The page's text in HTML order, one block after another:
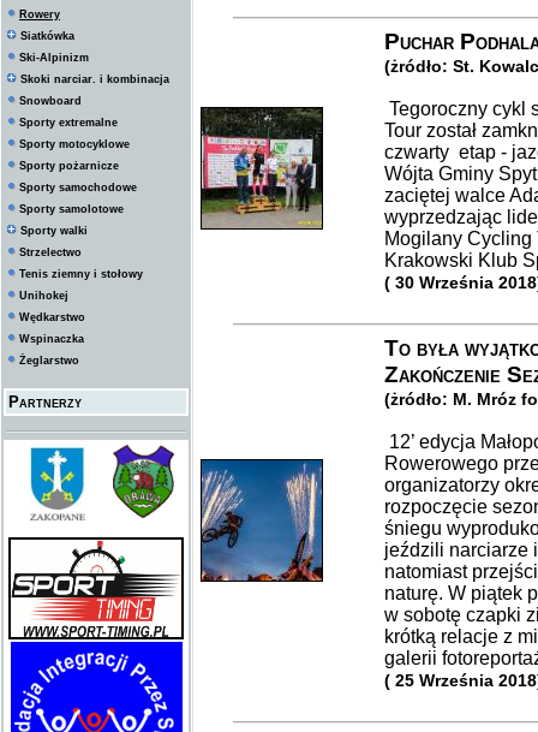
Rowery
Siatkówka
Ski-Alpinizm
Skoki narciar. i kombinacja
Snowboard
Sporty extremalne
Sporty motocyklowe
Sporty pożarnicze
Sporty samochodowe
Sporty samolotowe
Sporty walki
Strzelectwo
Tenis ziemny i stołowy
Unihokej
Wędkarstwo
Wspinaczka
Żeglarstwo
Partnerzy
Puchar
(żródło: St.
Tegoroczny cykl
Tour został
czwarty etap -
Wójta Gminy
zaciętej walce
wyprzedzając
Mogilany Cycling
Krakowski Klub
( 30 Września
To była
Zakończenie
(żródło: M. Mróz
12’ edycja
Rowerowego
organizatorzy
rozpoczęcie
śniegu
jeździli narciarze
natomiast
naturę. W piątek
w sobotę czapki
krótką relacje z
galerii
( 25 Września